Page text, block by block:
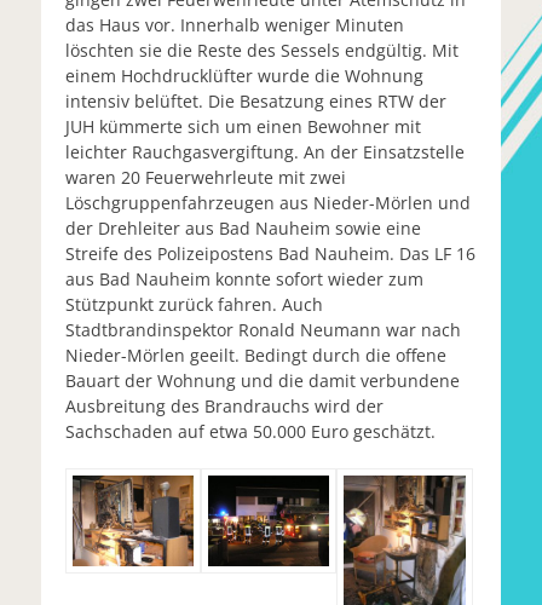
das Haus vor. Innerhalb weniger Minuten
löschten sie die Reste des Sessels endgültig. Mit
einem Hochdrucklüfter wurde die Wohnung
intensiv belüftet. Die Besatzung eines RTW der
JUH kümmerte sich um einen Bewohner mit
leichter Rauchgasvergiftung. An der Einsatzstelle
waren 20 Feuerwehrleute mit zwei
Löschgruppenfahrzeugen aus Nieder-Mörlen und
der Drehleiter aus Bad Nauheim sowie eine
Streife des Polizeipostens Bad Nauheim. Das LF 16
aus Bad Nauheim konnte sofort wieder zum
Stützpunkt zurück fahren. Auch
Stadtbrandinspektor Ronald Neumann war nach
Nieder-Mörlen geeilt. Bedingt durch die offene
Bauart der Wohnung und die damit verbundene
Ausbreitung des Brandrauchs wird der
Sachschaden auf etwa 50.000 Euro geschätzt.